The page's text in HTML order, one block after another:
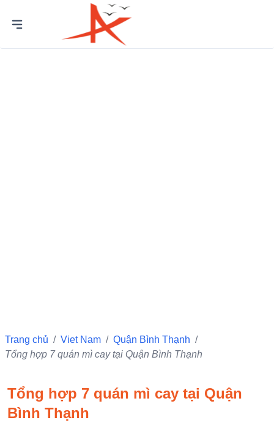
Trang chủ / Viet Nam / Quận Bình Thạnh /
Tổng hợp 7 quán mì cay tại Quận Bình Thạnh
Tổng hợp 7 quán mì cay tại Quận
Bình Thạnh